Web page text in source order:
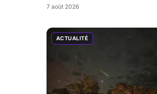
7 août 2026
ACTUALITÉ